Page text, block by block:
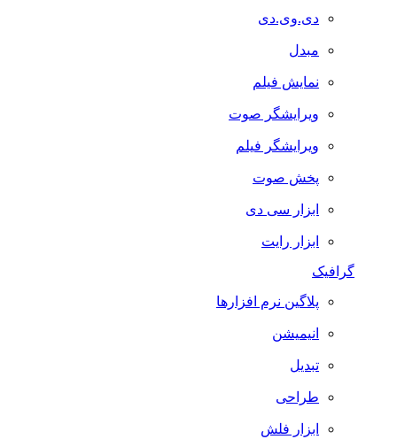
دی.وی.دی
مبدل
نمایش فیلم
ویرایشگر صوت
ویرایشگر فیلم
پخش صوت
ابزار سی دی
ابزار رایت
گرافیک
پلاگین نرم افزارها
انیمیشن
تبدیل
طراحی
ابزار فلش